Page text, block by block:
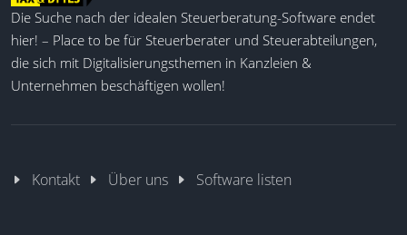
E-Signaturen
Dokumentenmanagement
Mandantenportal mit Branding
Flexible Rechnungsstellung
Die Suche nach der idealen Steuerberatung-Software endet
hier! – Place to be für Steuerberater und Steuerabteilungen,
die sich mit Digitalisierungsthemen in Kanzleien &
Unternehmen beschäftigen wollen!
Kontakt Über uns Software listen